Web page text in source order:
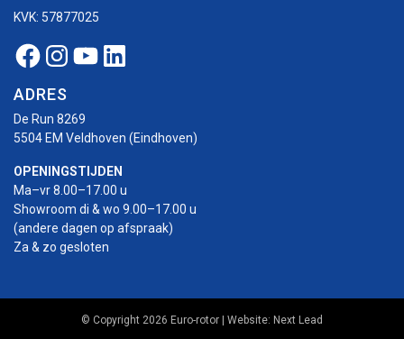
KVK: 57877025
Facebook Euro-rotor
Instagram Euro-rotor
Youtube Euro-rotor
Linkedin Euro-rotor
ADRES
De Run 8269
5504 EM Veldhoven (Eindhoven)
OPENINGSTIJDEN
Ma–vr 8.00–17.00 u
Showroom di & wo 9.00–17.00 u
(andere dagen op afspraak)
Za & zo gesloten
© Copyright 2026 Euro-rotor | Website: Next Lead